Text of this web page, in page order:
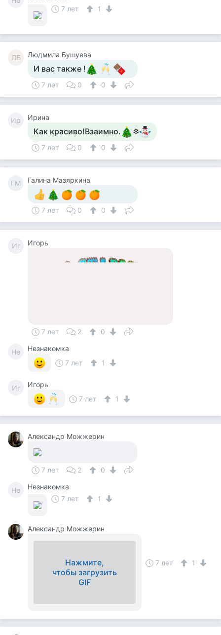
7 лет
1
ЛБ Людмила Бушуева
И вас также !
7 лет 0 0
Ир Ирина
Как красиво!Взаимно. ❄
7 лет 0 0
ГМ Галина Мазяркина
7 лет 0 0
Иг Игорь
7 лет 2 0
Не
Незнакомка
7 лет
1
Иг
Игорь
7 лет
1
Александр Можжерин
7 лет 2 0
Не
Незнакомка
7 лет
1
Александр Можжерин
Нажмите,
чтобы загрузить
GIF
7 лет 1